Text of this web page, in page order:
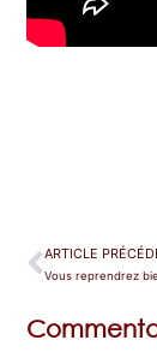
ARTICLE